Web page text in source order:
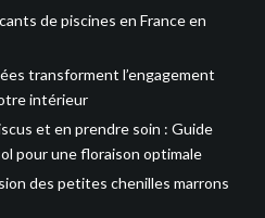
de piscines en France en
transforment l’engagement
intérieur
et en prendre soin : Guide
pour une floraison optimale
des petites chenilles marrons